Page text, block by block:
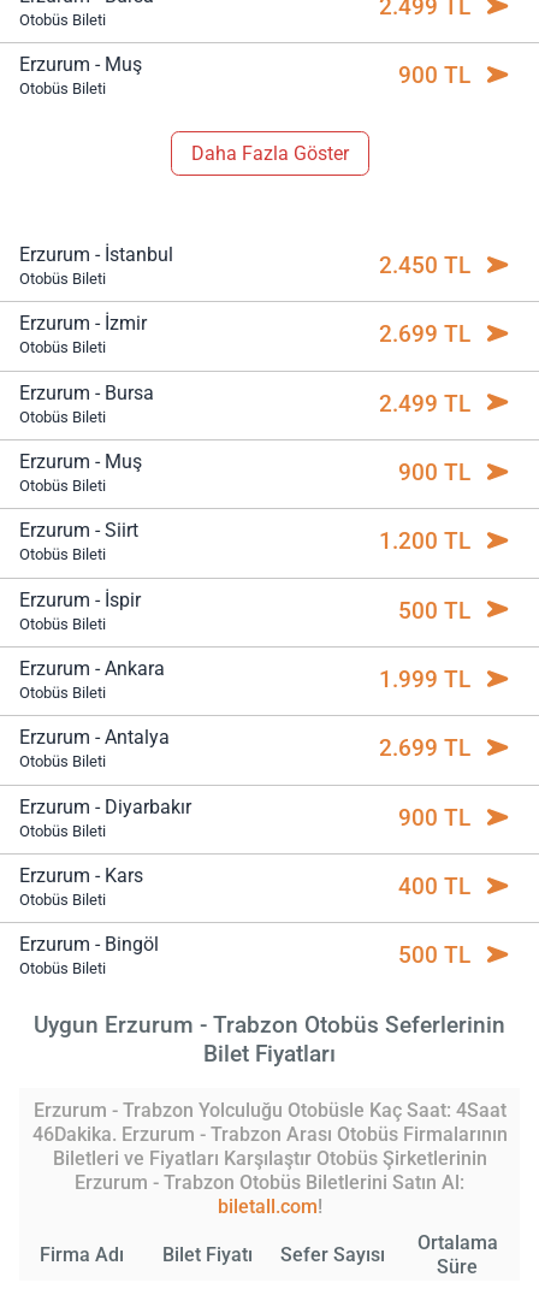
Otobüs Bileti 2.499 TL
Erzurum - Muş
Otobüs Bileti 900 TL
Daha Fazla Göster
Erzurum - İstanbul
Otobüs Bileti 2.450 TL
Erzurum - İzmir
Otobüs Bileti 2.699 TL
Erzurum - Bursa
Otobüs Bileti 2.499 TL
Erzurum - Muş
Otobüs Bileti 900 TL
Erzurum - Siirt
Otobüs Bileti 1.200 TL
Erzurum - İspir
Otobüs Bileti 500 TL
Erzurum - Ankara
Otobüs Bileti 1.999 TL
Erzurum - Antalya
Otobüs Bileti 2.699 TL
Erzurum - Diyarbakır
Otobüs Bileti 900 TL
Erzurum - Kars
Otobüs Bileti 400 TL
Erzurum - Bingöl
Otobüs Bileti 500 TL
Uygun Erzurum - Trabzon Otobüs Seferlerinin
Bilet Fiyatları
Erzurum - Trabzon Yolculuğu Otobüsle Kaç Saat: 4Saat
46Dakika. Erzurum - Trabzon Arası Otobüs Firmalarının
Biletleri ve Fiyatları Karşılaştır Otobüs Şirketlerinin
Erzurum - Trabzon Otobüs Biletlerini Satın Al:
biletall.com!
Firma Adı Bilet Fiyatı Sefer Sayısı
Ortalama
Süre